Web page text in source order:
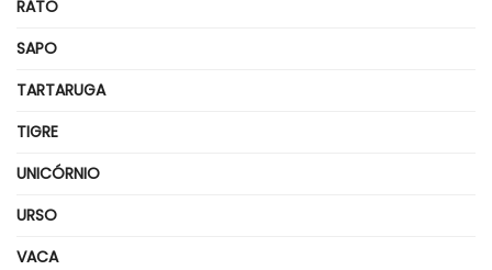
RATO
SAPO
TARTARUGA
TIGRE
UNICÓRNIO
URSO
VACA